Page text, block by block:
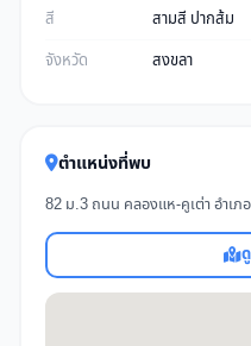
สี
สามสี ปากส้ม
จังหวัด
สงขลา
ตำแหน่งที่พบ
82​ ม.3 ถนน คลองแห-คูเต่า อำเภ